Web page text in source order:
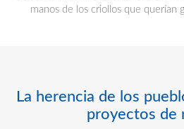
manos de los criollos que querían
La herencia de los
proyectos de